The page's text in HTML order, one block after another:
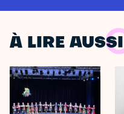
À LIRE AUSSI